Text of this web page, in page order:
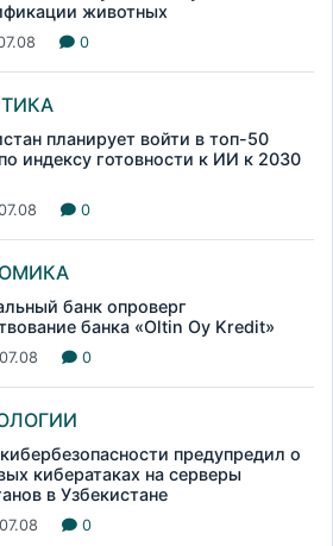
животных
0
планирует войти в топ-50
индексу готовности к ИИ к 2030
0
банк опроверг
банка «Oltin Oy Kredit»
0
предупредил о
кибератаках на серверы
в Узбекистане
0